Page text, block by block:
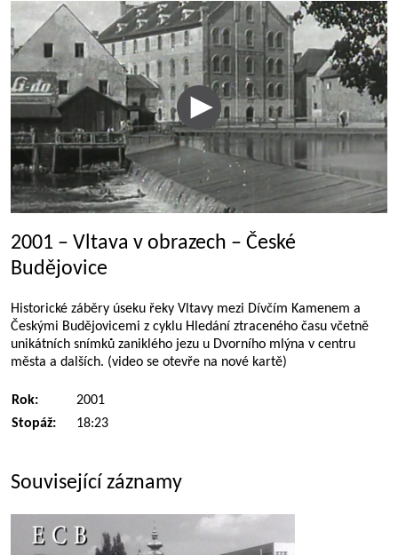
2001 – Vltava v obrazech – České
Budějovice
Historické záběry úseku řeky Vltavy mezi Dívčím Kamenem a
Českými Budějovicemi z cyklu Hledání ztraceného času včetně
unikátních snímků zaniklého jezu u Dvorního mlýna v centru
města a dalších. (video se otevře na nové kartě)
Rok:
2001
Stopáž:
18:23
Související záznamy